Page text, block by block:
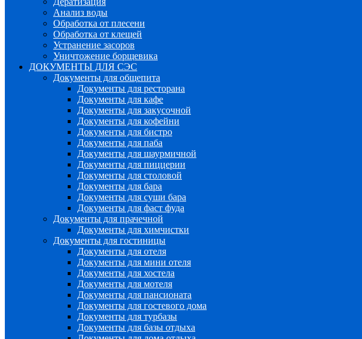
Анализ воды
Обработка от плесени
Обработка от клещей
Устранение засоров
Уничтожение борщевика
ДОКУМЕНТЫ ДЛЯ СЭС
Документы для общепита
Документы для ресторана
Документы для кафе
Документы для закусочной
Документы для кофейни
Документы для бистро
Документы для паба
Документы для шаурмичной
Документы для пиццерии
Документы для столовой
Документы для бара
Документы для суши бара
Документы для фаст фуда
Документы для прачечной
Документы для химчистки
Документы для гостиницы
Документы для отеля
Документы для мини отеля
Документы для хостела
Документы для мотеля
Документы для пансионата
Документы для гостевого дома
Документы для турбазы
Документы для базы отдыха